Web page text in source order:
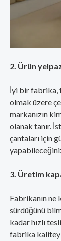
2. Ürün
İyi bir fabrika,
olmak üzere
markanızın
olanak tanır.
çantaları için
3. Üretim
Fabrikanın ne
sürdüğünü
kadar hızlı
fabrika kaliteyi